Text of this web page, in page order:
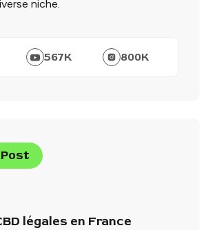
niche.
567K 800K
légales en France